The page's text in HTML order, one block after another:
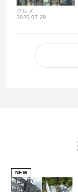
グルメ
2026.07.29
NEW